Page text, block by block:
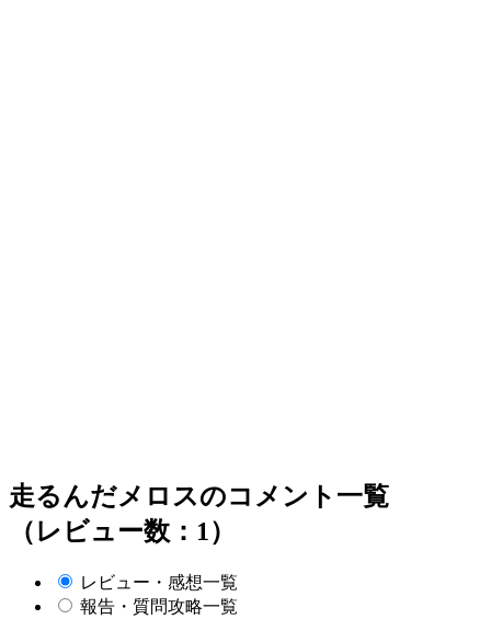
走るんだメロスのコメント一覧
（レビュー数：1）
レビュー・感想一覧
報告・質問攻略一覧